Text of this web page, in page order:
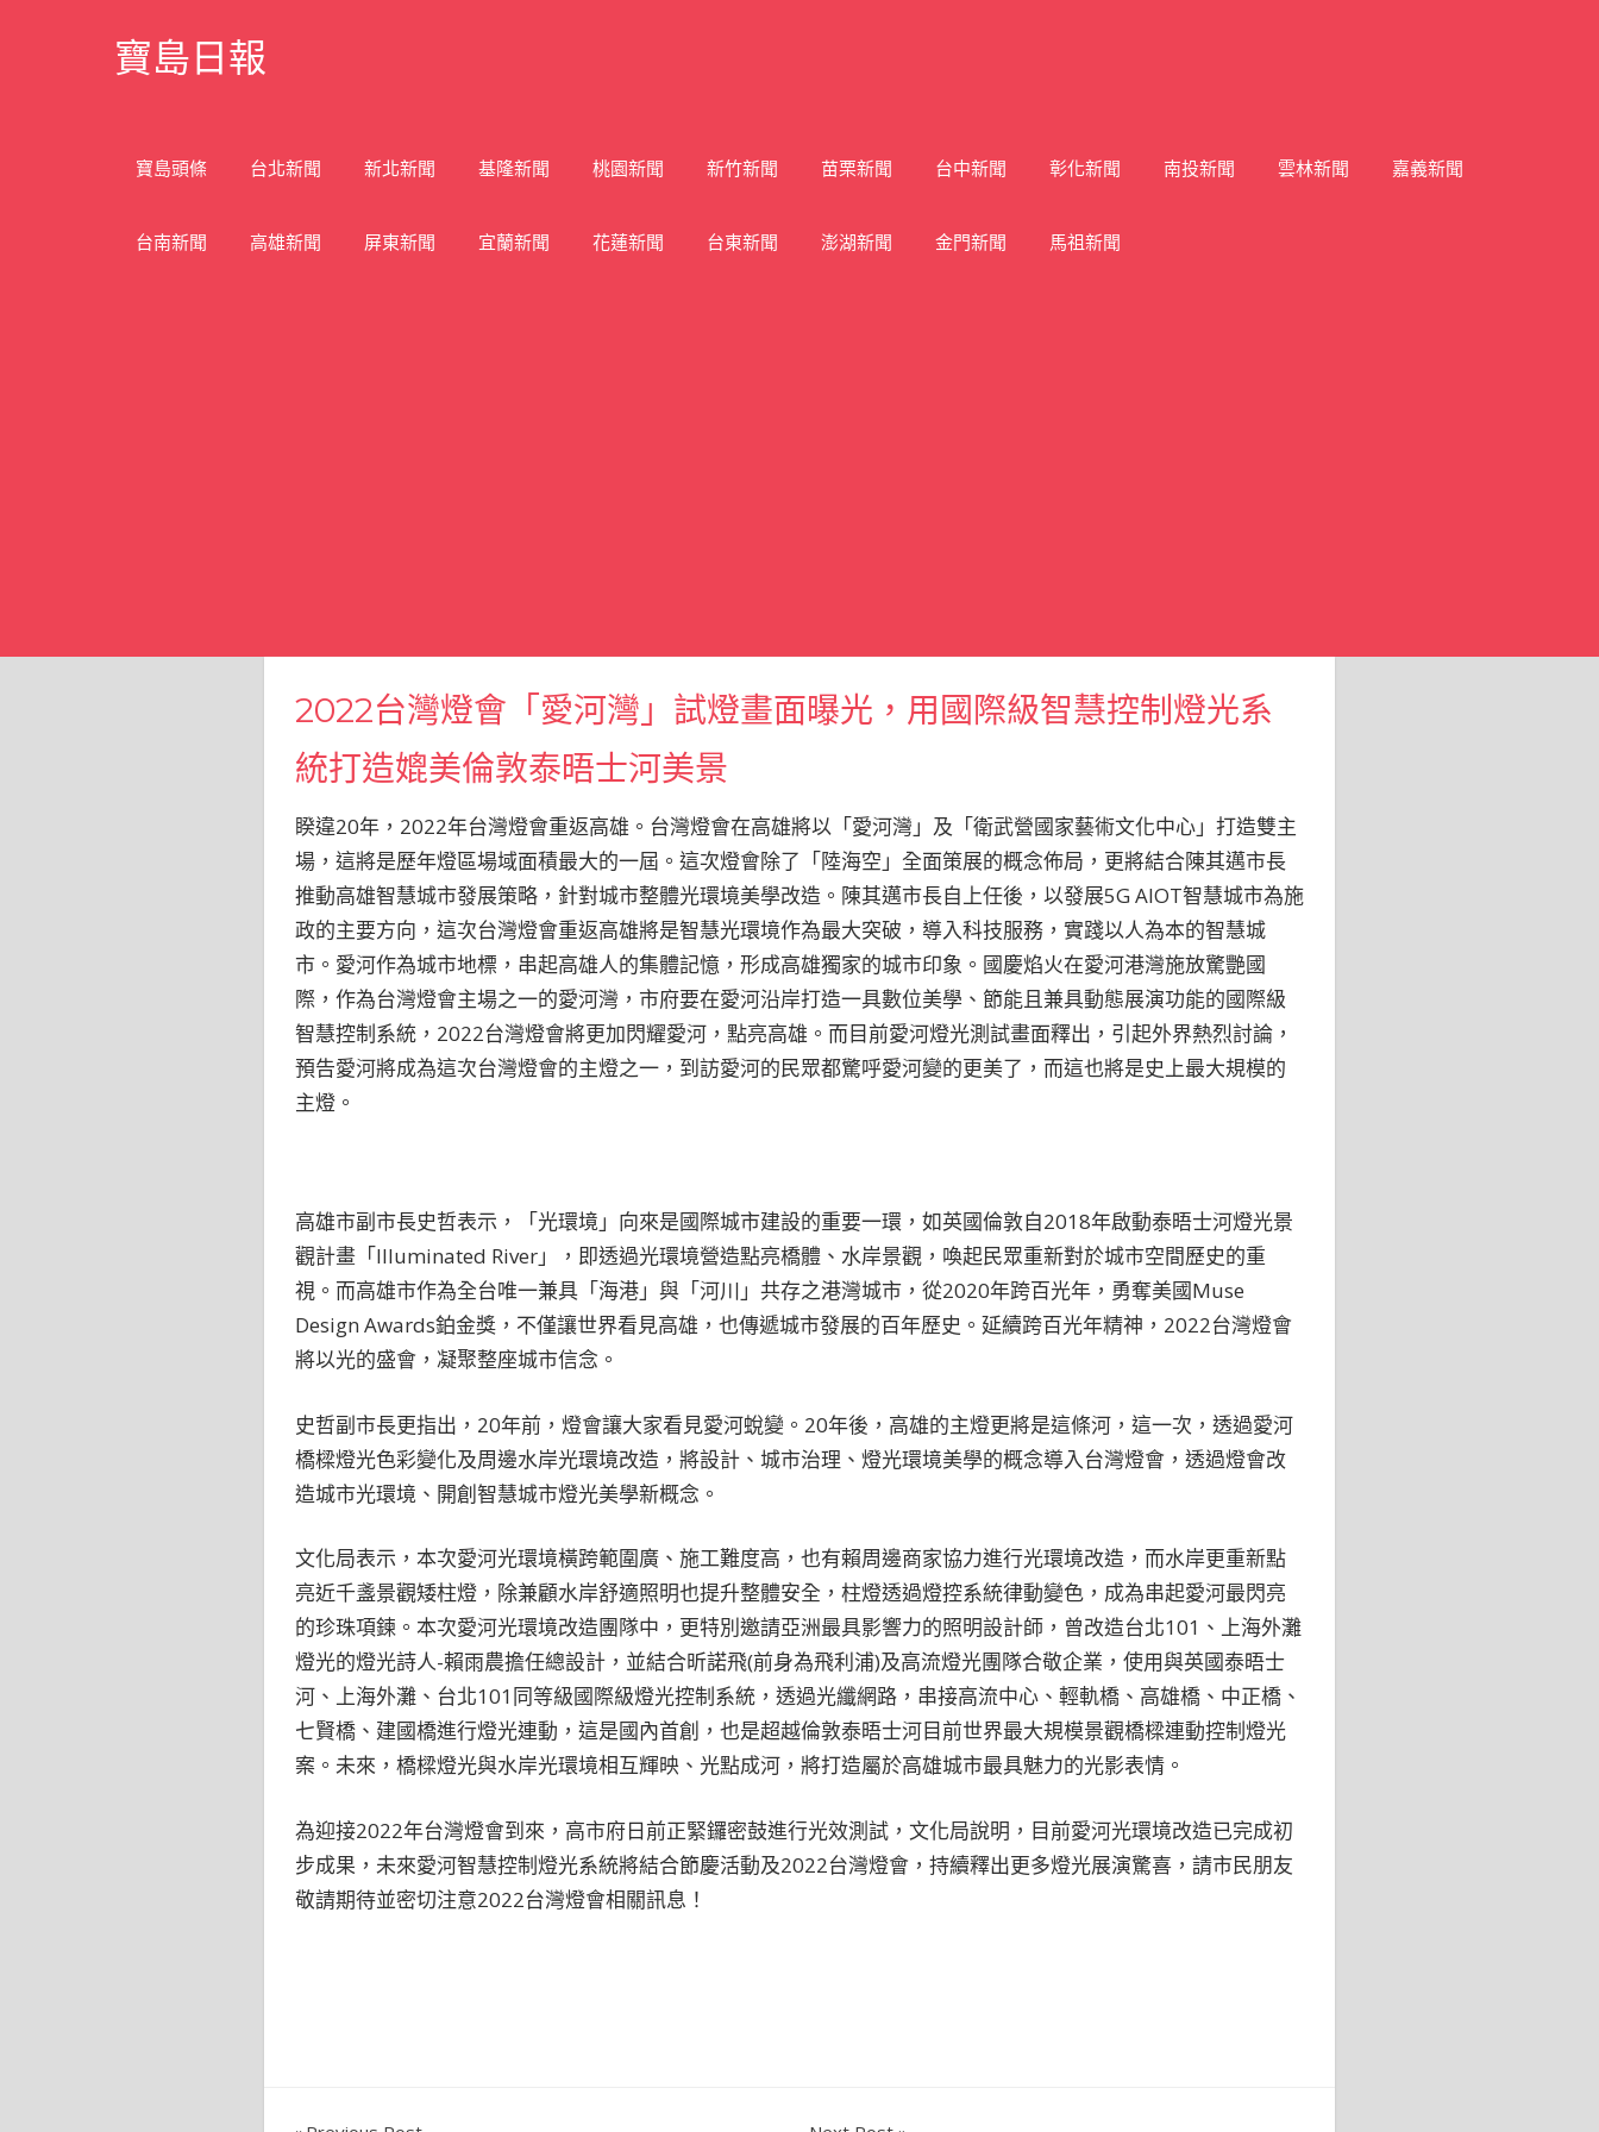
寶島日報
寶島頭條 台北新聞 新北新聞 基隆新聞 桃園新聞 新竹新聞 苗栗新聞 台中新聞 彰化新聞 南投新聞 雲林新聞 嘉義新聞
台南新聞 高雄新聞 屏東新聞 宜蘭新聞 花蓮新聞 台東新聞 澎湖新聞 金門新聞 馬祖新聞
2022台灣燈會「愛河灣」試燈畫面曝光，用國際級智慧控制燈光系
統打造媲美倫敦泰晤士河美景
睽違20年，2022年台灣燈會重返高雄。台灣燈會在高雄將以「愛河灣」及「衛武營國家藝術文化中心」打造雙主
場，這將是歷年燈區場域面積最大的一屆。這次燈會除了「陸海空」全面策展的概念佈局，更將結合陳其邁市長
推動高雄智慧城市發展策略，針對城市整體光環境美學改造。陳其邁市長自上任後，以發展5G AIOT智慧城市為施
政的主要方向，這次台灣燈會重返高雄將是智慧光環境作為最大突破，導入科技服務，實踐以人為本的智慧城
市。愛河作為城市地標，串起高雄人的集體記憶，形成高雄獨家的城市印象。國慶焰火在愛河港灣施放驚艷國
際，作為台灣燈會主場之一的愛河灣，市府要在愛河沿岸打造一具數位美學、節能且兼具動態展演功能的國際級
智慧控制系統，2022台灣燈會將更加閃耀愛河，點亮高雄。而目前愛河燈光測試畫面釋出，引起外界熱烈討論，
預告愛河將成為這次台灣燈會的主燈之一，到訪愛河的民眾都驚呼愛河變的更美了，而這也將是史上最大規模的
主燈。
高雄市副市長史哲表示，「光環境」向來是國際城市建設的重要一環，如英國倫敦自2018年啟動泰晤士河燈光景
觀計畫「Illuminated River」，即透過光環境營造點亮橋體、水岸景觀，喚起民眾重新對於城市空間歷史的重
視。而高雄市作為全台唯一兼具「海港」與「河川」共存之港灣城市，從2020年跨百光年，勇奪美國Muse
Design Awards鉑金獎，不僅讓世界看見高雄，也傳遞城市發展的百年歷史。延續跨百光年精神，2022台灣燈會
將以光的盛會，凝聚整座城市信念。
史哲副市長更指出，20年前，燈會讓大家看見愛河蛻變。20年後，高雄的主燈更將是這條河，這一次，透過愛河
橋樑燈光色彩變化及周邊水岸光環境改造，將設計、城市治理、燈光環境美學的概念導入台灣燈會，透過燈會改
造城市光環境、開創智慧城市燈光美學新概念。
文化局表示，本次愛河光環境橫跨範圍廣、施工難度高，也有賴周邊商家協力進行光環境改造，而水岸更重新點
亮近千盞景觀矮柱燈，除兼顧水岸舒適照明也提升整體安全，柱燈透過燈控系統律動變色，成為串起愛河最閃亮
的珍珠項鍊。本次愛河光環境改造團隊中，更特別邀請亞洲最具影響力的照明設計師，曾改造台北101、上海外灘
燈光的燈光詩人-賴雨農擔任總設計，並結合昕諾飛(前身為飛利浦)及高流燈光團隊合敬企業，使用與英國泰晤士
河、上海外灘、台北101同等級國際級燈光控制系統，透過光纖網路，串接高流中心、輕軌橋、高雄橋、中正橋、
七賢橋、建國橋進行燈光連動，這是國內首創，也是超越倫敦泰晤士河目前世界最大規模景觀橋樑連動控制燈光
案。未來，橋樑燈光與水岸光環境相互輝映、光點成河，將打造屬於高雄城市最具魅力的光影表情。
為迎接2022年台灣燈會到來，高市府日前正緊鑼密鼓進行光效測試，文化局說明，目前愛河光環境改造已完成初
步成果，未來愛河智慧控制燈光系統將結合節慶活動及2022台灣燈會，持續釋出更多燈光展演驚喜，請市民朋友
敬請期待並密切注意2022台灣燈會相關訊息！